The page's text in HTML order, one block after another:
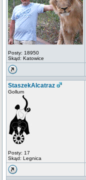
Posty: 18950
Skąd: Katowice
StaszekAlcatraz
Gollum
Posty: 17
Skąd: Legnica